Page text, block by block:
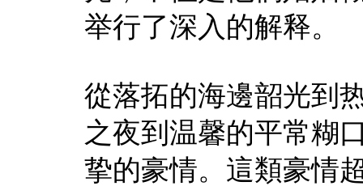
举行了深入的解释。
從落拓的海邊韶光到
之夜到温馨的平常糊
挚的豪情。這類豪情